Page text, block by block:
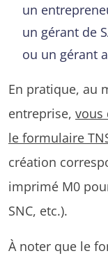
un
un gérant de
ou un gérant
En pratique, au
entreprise, vous
le formulaire
création
imprimé M0
SNC, etc.).
À noter que le